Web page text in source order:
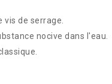
de serrage.
nocive dans l'eau.